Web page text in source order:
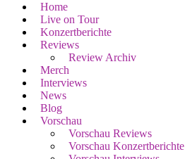
Home
Live on Tour
Konzertberichte
Reviews
Review Archiv
Merch
Interviews
News
Blog
Vorschau
Vorschau Reviews
Vorschau Konzertberichte